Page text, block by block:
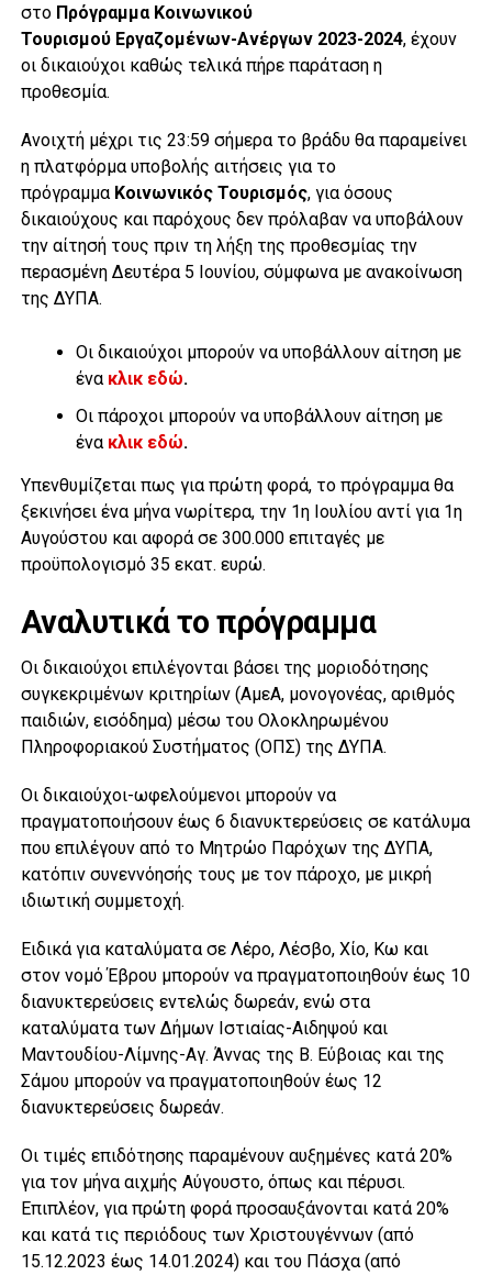
στο Πρόγραμμα Κοινωνικού
Τουρισμού Εργαζομένων-Ανέργων 2023-2024, έχουν
οι δικαιούχοι καθώς τελικά πήρε παράταση η
προθεσμία.
Ανοιχτή μέχρι τις 23:59 σήμερα το βράδυ θα παραμείνει
η πλατφόρμα υποβολής αιτήσεις για το
πρόγραμμα Κοινωνικός Τουρισμός, για όσους
δικαιούχους και παρόχους δεν πρόλαβαν να υποβάλουν
την αίτησή τους πριν τη λήξη της προθεσμίας την
περασμένη Δευτέρα 5 Ιουνίου, σύμφωνα με ανακοίνωση
της ΔΥΠΑ.
Οι δικαιούχοι μπορούν να υποβάλλουν αίτηση με
ένα κλικ εδώ.
Οι πάροχοι μπορούν να υποβάλλουν αίτηση με
ένα κλικ εδώ.
Υπενθυμίζεται πως για πρώτη φορά, το πρόγραμμα θα
ξεκινήσει ένα μήνα νωρίτερα, την 1η Ιουλίου αντί για 1η
Αυγούστου και αφορά σε 300.000 επιταγές με
προϋπολογισμό 35 εκατ. ευρώ.
Αναλυτικά το πρόγραμμα
Οι δικαιούχοι επιλέγονται βάσει της μοριοδότησης
συγκεκριμένων κριτηρίων (ΑμεΑ, μονογονέας, αριθμός
παιδιών, εισόδημα) μέσω του Ολοκληρωμένου
Πληροφοριακού Συστήματος (ΟΠΣ) της ΔΥΠΑ.
Οι δικαιούχοι-ωφελούμενοι μπορούν να
πραγματοποιήσουν έως 6 διανυκτερεύσεις σε κατάλυμα
που επιλέγουν από το Μητρώο Παρόχων της ΔΥΠΑ,
κατόπιν συνεννόησής τους με τον πάροχο, με μικρή
ιδιωτική συμμετοχή.
Ειδικά για καταλύματα σε Λέρο, Λέσβο, Χίο, Κω και
στον νομό Έβρου μπορούν να πραγματοποιηθούν έως 10
διανυκτερεύσεις εντελώς δωρεάν, ενώ στα
καταλύματα των Δήμων Ιστιαίας-Αιδηψού και
Μαντουδίου-Λίμνης-Αγ. Άννας της Β. Εύβοιας και της
Σάμου μπορούν να πραγματοποιηθούν έως 12
διανυκτερεύσεις δωρεάν.
Οι τιμές επιδότησης παραμένουν αυξημένες κατά 20%
για τον μήνα αιχμής Αύγουστο, όπως και πέρυσι.
Επιπλέον, για πρώτη φορά προσαυξάνονται κατά 20%
και κατά τις περιόδους των Χριστουγέννων (από
15.12.2023 έως 14.01.2024) και του Πάσχα (από